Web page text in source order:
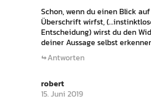
Schon, wenn du einen Blick
Überschrift wirfst,
Entscheidung) wirst du den
deiner Aussage selbst
Antworten
robert
15. Juni 2019